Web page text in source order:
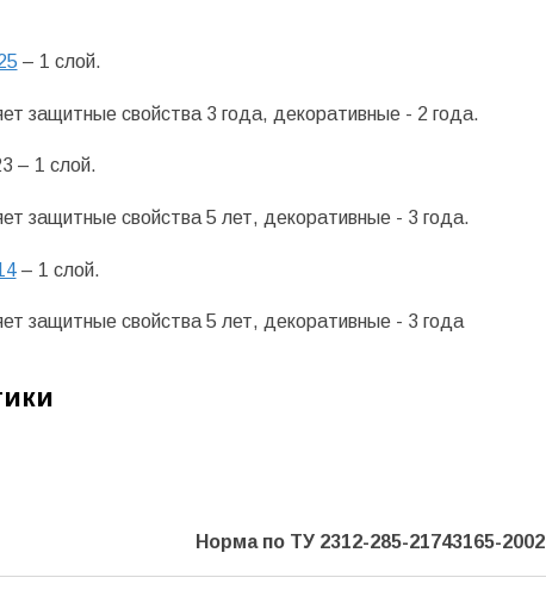
– 1 слой.
защитные свойства 3 года, декоративные - 2 года.
– 1 слой.
защитные свойства 5 лет, декоративные - 3 года.
– 1 слой.
защитные свойства 5 лет, декоративные - 3 года
Норма по ТУ 2312-285-21743165-2002